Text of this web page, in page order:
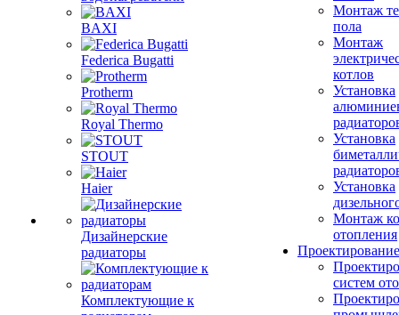
BAXI
Federica Bugatti
Protherm
Royal Thermo
STOUT
Haier
Дизайнерские
радиаторы
Комплектующие к
Монтаж
пола
Монтаж
котлов
Установка
Установка
Установка
Монтаж
отопления
Проектирование
систем